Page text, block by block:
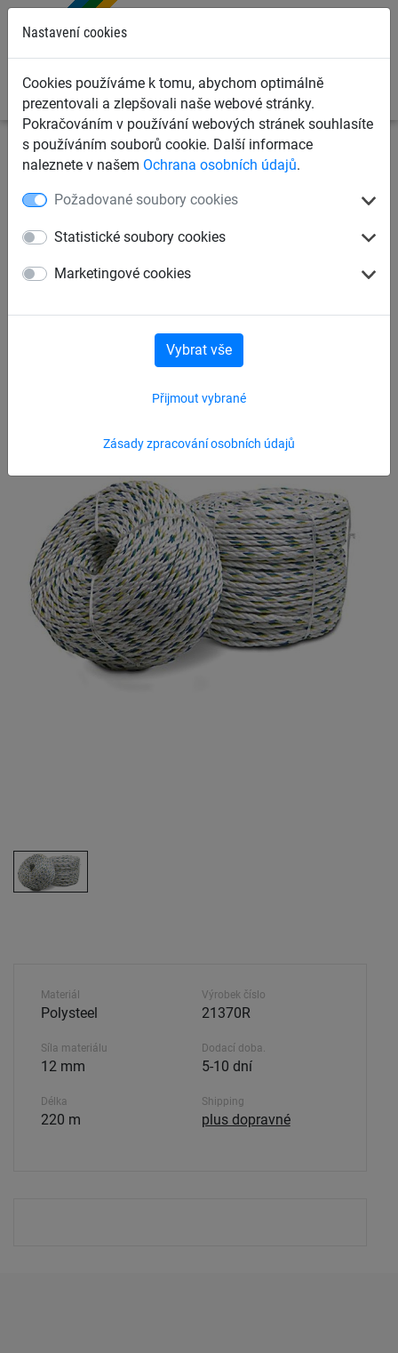
Nastavení cookies
Cookies používáme k tomu, abychom optimálně
prezentovali a zlepšovali naše webové stránky.
Pokračováním v používání webových stránek souhlasíte
s používáním souborů cookie. Další informace
naleznete v našem Ochrana osobních údajů.
Požadované soubory cookies
Statistické soubory cookies
Marketingové cookies
Zásady zpracování osobních údajů
Přijmout vybrané
Vybrat vše
Ochranné sítě a plachty
Sítě a lana pro transport
Kotevní lano Polysteel 12 mm
(typ M) v návinu 220 m
Materiál
Polysteel
Síla materiálu
12 mm
Délka
220 m
Výrobek číslo
21370R
Dodací doba.
5-10 dní
Shipping
plus dopravné